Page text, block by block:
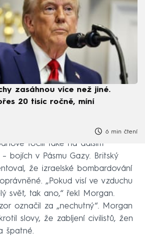
zasáhnou více než jiné.
20 tisíc ročně, míní
6 min čtení
točili také na dalším
bojích v Pásmu Gazy. Britský
že izraelské bombardování
„Pokud visí ve vzduchu
svět, tak ano,“ řekl Morgan.
označil za „nechutný“. Morgan
slovy, že zabíjení civilistů, žen
špatné.